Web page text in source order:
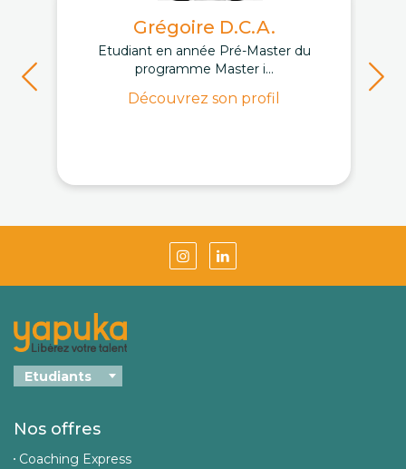
Grégoire D.C.A.
Etudiant en année Pré-Master du
programme Master i...
Découvrez son profil
Nos offres
Coaching Express